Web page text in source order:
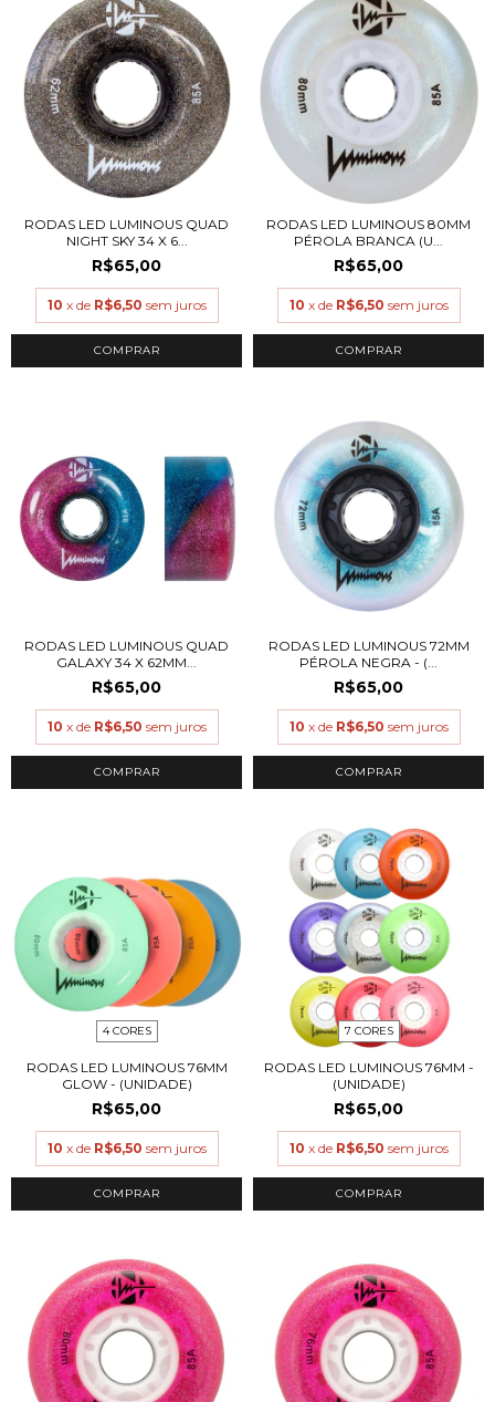
RODAS LED LUMINOUS QUAD
NIGHT SKY 34 X 6...
R$65,00
10 x de R$6,50 sem juros
RODAS LED LUMINOUS 80MM
PÉROLA BRANCA (U...
R$65,00
10 x de R$6,50 sem juros
RODAS LED LUMINOUS QUAD
GALAXY 34 X 62MM...
R$65,00
10 x de R$6,50 sem juros
RODAS LED LUMINOUS 72MM
PÉROLA NEGRA - (...
R$65,00
10 x de R$6,50 sem juros
COMPRAR
4 CORES
RODAS LED LUMINOUS 76MM
GLOW - (UNIDADE)
R$65,00
10 x de R$6,50 sem juros
COMPRAR
7 CORES
RODAS LED LUMINOUS 76MM -
(UNIDADE)
R$65,00
10 x de R$6,50 sem juros
COMPRAR